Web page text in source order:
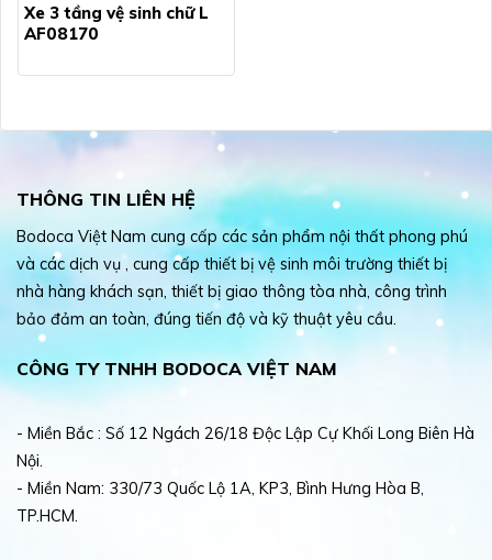
Xe 3 tầng vệ sinh chữ L
AF08170
THÔNG TIN LIÊN HỆ
Bodoca Việt Nam cung cấp các sản phẩm nội thất phong phú
và các dịch vụ , cung cấp thiết bị vệ sinh môi trường thiết bị
nhà hàng khách sạn, thiết bị giao thông tòa nhà, công trình
bảo đảm an toàn, đúng tiến độ và kỹ thuật yêu cầu.
CÔNG TY TNHH BODOCA VIỆT NAM
- Miền Bắc : Số 12 Ngách 26/18 Độc Lập Cự Khối Long Biên Hà
Nội.
- Miền Nam: 330/73 Quốc Lộ 1A, KP3, Bình Hưng Hòa B,
TP.HCM.